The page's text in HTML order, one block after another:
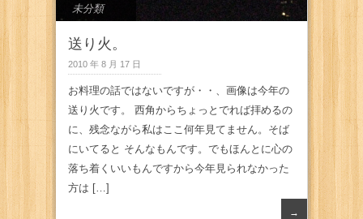
未分類
送り火。
2010 年 8 月 17 日
お料理の話ではないですが・・、画像は今年の
送り火です。 西角からちょっとでれば拝めるの
に、残念ながら私はここ何年見てません。そば
にいてると そんなもんです。でもほんとに心の
落ち着くいいもんですから今年見られなかった
方は […]
→